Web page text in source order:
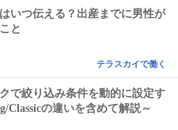
いつ伝える？出産までに男性が
と
テラスカイで働く
で絞り込み条件を動的に設定す
Classicの違いを含めて解説～